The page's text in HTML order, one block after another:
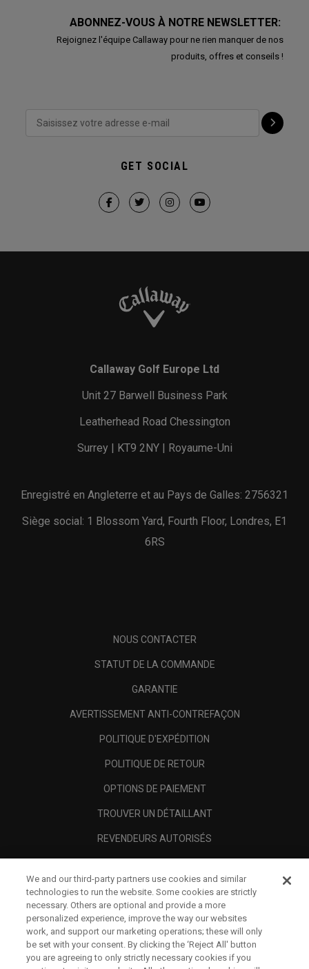
ABONNEZ-VOUS À NOTRE NEWSLETTER:
Rejoignez l'équipe Callaway pour ne rien manquer de nos
produits, offres et conseils !
GET SOCIAL
Callaway Golf Europe Ltd
Unit 27 Barwell Business Park
Leatherhead Road Chessington
Surrey | KT9 2NY | Royaume-Uni
Enregistré en Angleterre et au Pays de Galles: 2756321
Siège social: 1 Blossom Yard, Fourth Floor, Londres, E1
6RS
NOUS CONTACTER
STATUT DE LA COMMANDE
GARANTIE
AVERTISSEMENT ANTI-CONTREFAÇON
POLITIQUE D'EXPÉDITION
POLITIQUE DE RETOUR
OPTIONS DE PAIEMENT
TROUVER UN DÉTAILLANT
REVENDEURS AUTORISÉS
A PROPOS
MENTIONS LÉGALES
We and our third-party partners use cookies and similar
technologies to run the website. Some cookies are strictly
necessary. Others are optional and provide a more
personalized experience, improve the way our websites
work, and support our marketing operations; these will only
be set with your consent. By clicking the ‘Reject All' button
you are agreeing to only strictly necessary cookies if you